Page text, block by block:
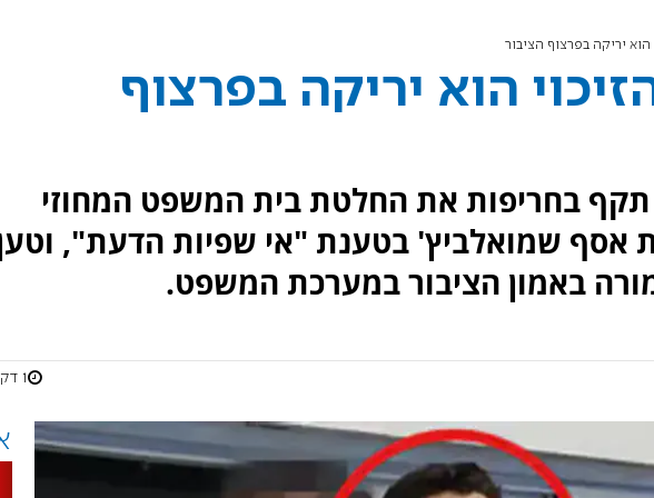
הוא יריקה בפרצוף הציבור
הוא יריקה בפרצוף
תקף בחריפות את החלטת בית המשפט המחוזי
אסף שמואלביץ' בטענת "אי שפיות הדעת",
באמון הציבור במערכת המשפט.
1 דקות